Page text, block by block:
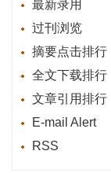
最新录用
过刊浏览
摘要点击排行
全文下载排行
文章引用排行
E-mail Alert
RSS